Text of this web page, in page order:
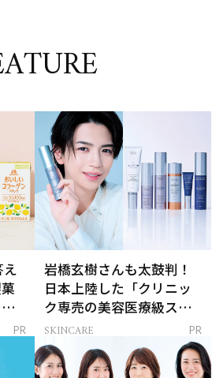
え
PR
岩橋玄樹さんも太鼓判！
日本上陸した「クリニッ
ク専売の美容医療級スキ
ンケア」
SKINCARE PR